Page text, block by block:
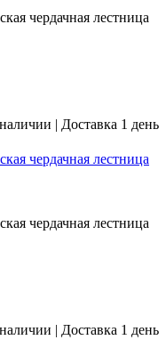
чердачная лестница
| Доставка 1 день
чердачная лестница
чердачная лестница
| Доставка 1 день